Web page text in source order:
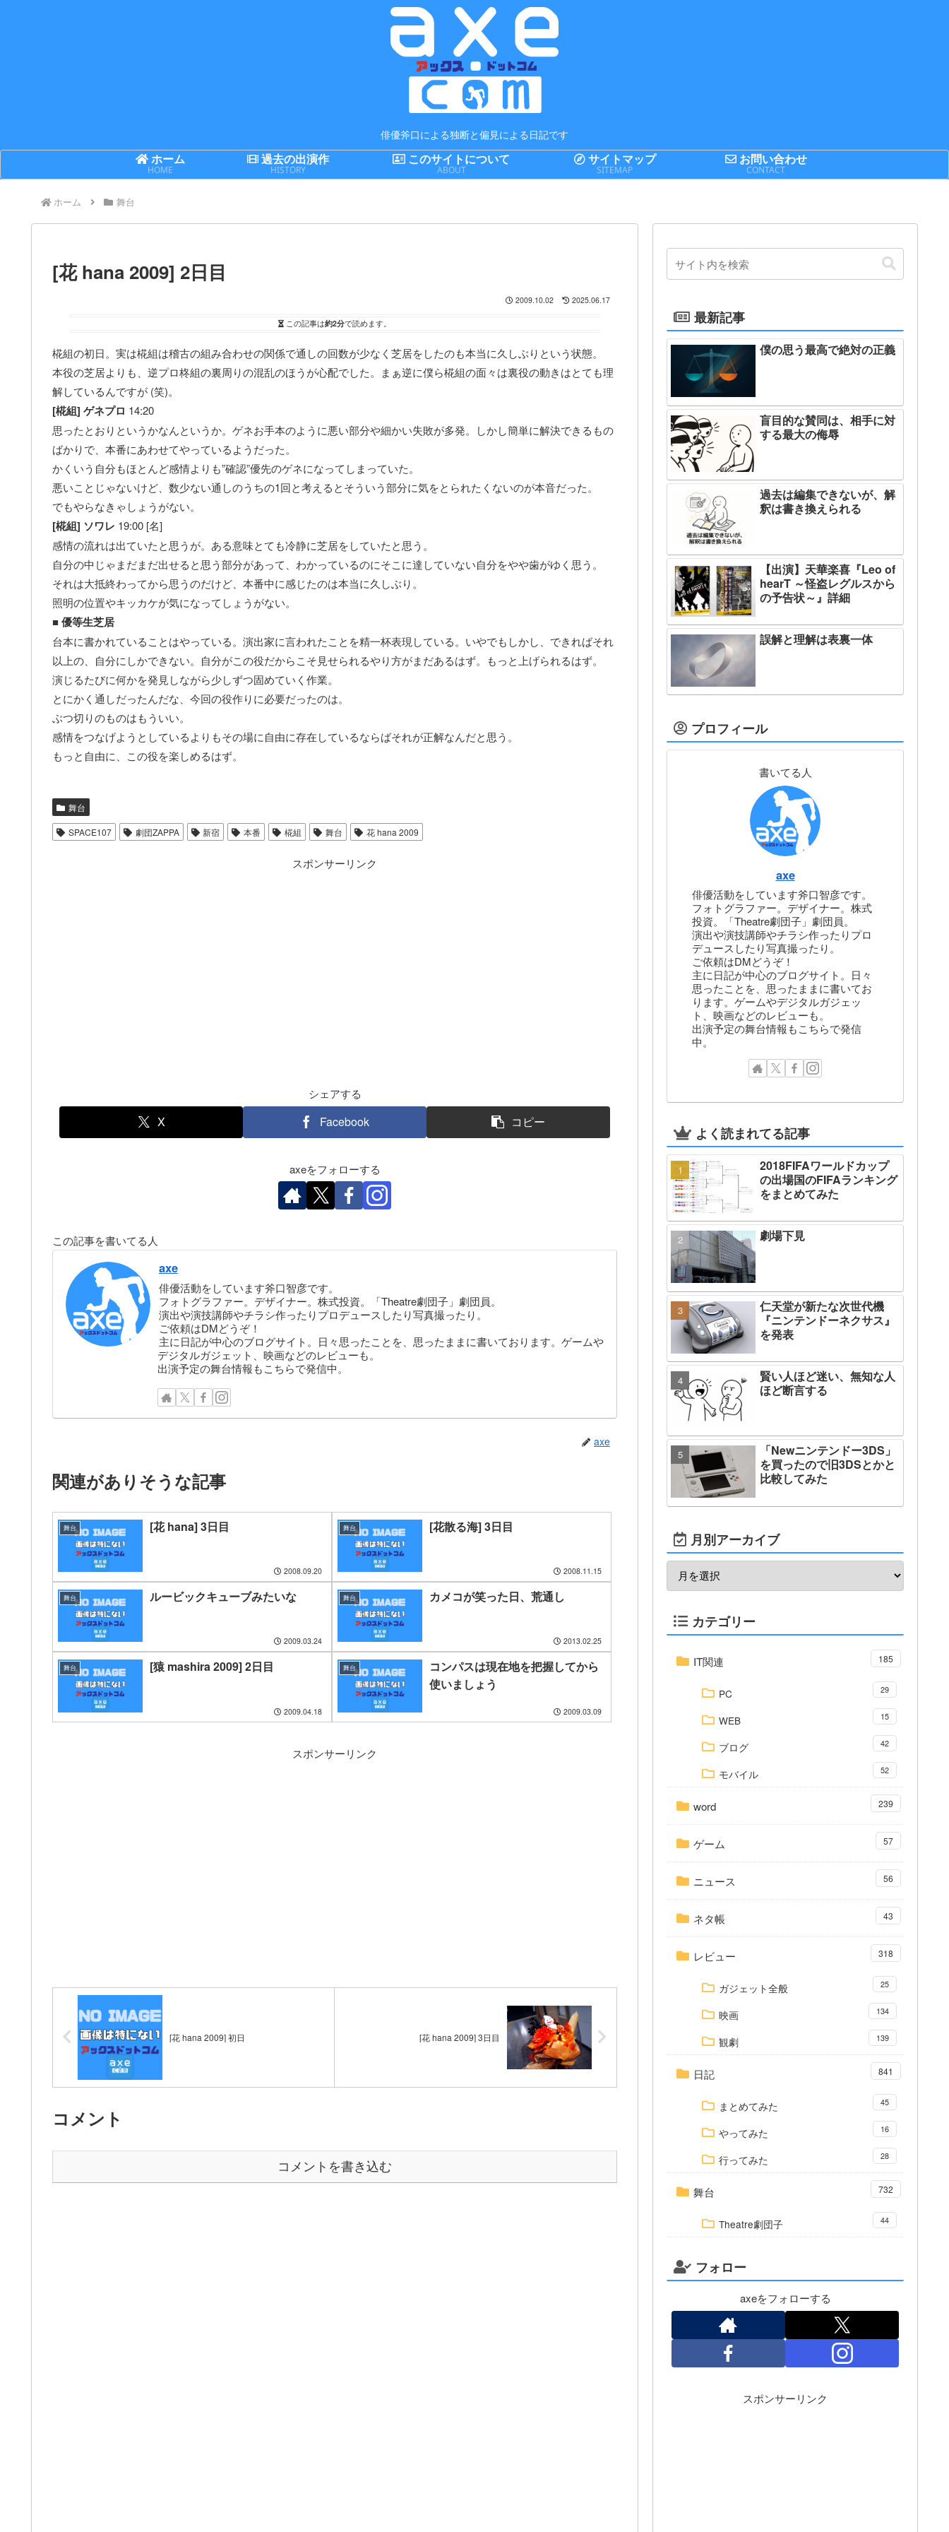
俳優斧口による独断と偏見による日記です
ホーム
HOME
過去の出演作
HISTORY
このサイトについて
ABOUT
サイトマップ
SITEMAP
お問い合わせ
CONTACT
ホーム 舞台
[花 hana 2009] 2日目
2009.10.02 2025.06.17
この記事は約2分で読めます。
椛組の初日。実は椛組は稽古の組み合わせの関係で通しの回数が少なく芝居をしたのも本当に久しぶりという状態。
本役の芝居よりも、逆プロ柊組の裏周りの混乱のほうが心配でした。まぁ逆に僕ら椛組の面々は裏役の動きはとても理
解しているんですが (笑)。
[椛組] ゲネプロ 14:20
思ったとおりというかなんというか。ゲネお手本のように悪い部分や細かい失敗が多発。しかし簡単に解決できるもの
ばかりで、本番にあわせてやっているようだった。
かくいう自分もほとんど感情よりも”確認”優先のゲネになってしまっていた。
悪いことじゃないけど、数少ない通しのうちの1回と考えるとそういう部分に気をとられたくないのが本音だった。
でもやらなきゃしょうがない。
[椛組] ソワレ 19:00 [名]
感情の流れは出ていたと思うが。ある意味とても冷静に芝居をしていたと思う。
自分の中じゃまだまだ出せると思う部分があって、わかっているのにそこに達していない自分をやや歯がゆく思う。
それは大抵終わってから思うのだけど、本番中に感じたのは本当に久しぶり。
照明の位置やキッカケが気になってしょうがない。
■優等生芝居
台本に書かれていることはやっている。演出家に言われたことを精一杯表現している。いやでもしかし、できればそれ
以上の、自分にしかできない。自分がこの役だからこそ見せられるやり方がまだあるはず。もっと上げられるはず。
演じるたびに何かを発見しながら少しずつ固めていく作業。
とにかく通しだったんだな、今回の役作りに必要だったのは。
ぶつ切りのものはもういい。
感情をつなげようとしているよりもその場に自由に存在しているならばそれが正解なんだと思う。
もっと自由に、この役を楽しめるはず。
舞台
SPACE107 劇団ZAPPA 新宿 本番 椛組 舞台 花 hana 2009
スポンサーリンク
シェアする
X Facebook コピー
axeをフォローする
この記事を書いてる人
axe
俳優活動をしています斧口智彦です。
フォトグラファー。デザイナー。株式投資。「Theatre劇団子」劇団員。
演出や演技講師やチラシ作ったりプロデュースしたり写真撮ったり。
ご依頼はDMどうぞ！
主に日記が中心のブログサイト。日々思ったことを、思ったままに書いております。ゲームや
デジタルガジェット、映画などのレビューも。
出演予定の舞台情報もこちらで発信中。
axe
関連がありそうな記事
舞台 [花 hana] 3日目
2008.09.20
舞台 [花散る海] 3日目
2008.11.15
舞台 ルービックキューブみたいな
2009.03.24
舞台 カメコが笑った日、荒通し
2013.02.25
舞台 [猿 mashira 2009] 2日目
2009.04.18
舞台
コンパスは現在地を把握してから
使いましょう
2009.03.09
スポンサーリンク
[花 hana 2009] 初日 [花 hana 2009] 3日目
コメント
コメントを書き込む
最新記事
僕の思う最高で絶対の正義
盲目的な賛同は、相手に対
する最大の侮辱
過去は編集できないが、解
釈は書き換えられる
【出演】天華楽喜『Leo of
hearT ～怪盗レグルスから
の予告状～』詳細
誤解と理解は表裏一体
プロフィール
書いてる人
axe
俳優活動をしています斧口智彦です。
フォトグラファー。デザイナー。株式
投資。「Theatre劇団子」劇団員。
演出や演技講師やチラシ作ったりプロ
デュースしたり写真撮ったり。
ご依頼はDMどうぞ！
主に日記が中心のブログサイト。日々
思ったことを、思ったままに書いてお
ります。ゲームやデジタルガジェッ
ト、映画などのレビューも。
出演予定の舞台情報もこちらで発信
中。
よく読まれてる記事
2018FIFAワールドカップ
の出場国のFIFAランキング
をまとめてみた
劇場下見
仁天堂が新たな次世代機
『ニンテンドーネクサス』
を発表
賢い人ほど迷い、無知な人
ほど断言する
「Newニンテンドー3DS」
を買ったので旧3DSとかと
比較してみた
月別アーカイブ
カテゴリー
IT関連 185
PC 29
WEB 15
ブログ 42
モバイル 52
word 239
ゲーム 57
ニュース 56
ネタ帳 43
レビュー 318
ガジェット全般 25
映画 134
観劇 139
日記 841
まとめてみた 45
やってみた 16
行ってみた 28
舞台 732
Theatre劇団子 44
フォロー
axeをフォローする
スポンサーリンク